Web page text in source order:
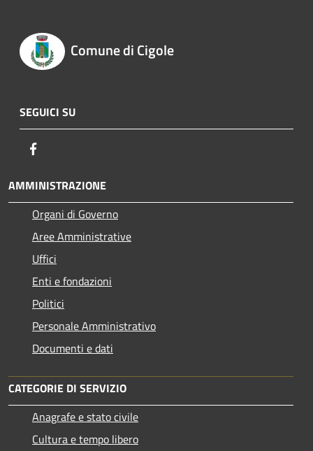
Comune di Cigole
SEGUICI SU
AMMINISTRAZIONE
Organi di Governo
Aree Amministrative
Uffici
Enti e fondazioni
Politici
Personale Amministrativo
Documenti e dati
CATEGORIE DI SERVIZIO
Anagrafe e stato civile
Cultura e tempo libero